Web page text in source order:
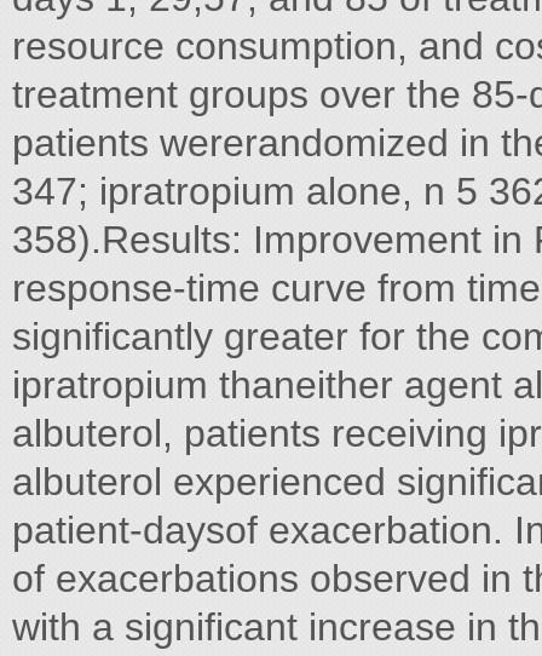
resource consumption, and
treatment groups over the
patients wererandomized in
347; ipratropium alone, n 5
358).Results: Improvement
response-time curve from
significantly greater for the
ipratropium thaneither agent
albuterol, patients receiving
albuterol experienced
patient-daysof exacerbation.
of exacerbations observed in
with a significant increase in